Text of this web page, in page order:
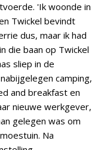
'Ik woonde in
Twickel bevindt
dus, maar ik had
die baan op Twickel
sliep in de
camping,
and breakfast en
nieuwe werkgever,
gelegen was om
Na